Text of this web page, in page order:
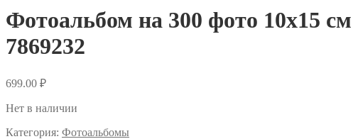
Фотоальбом на 300 фото 10х15
7869232
699.00 ₽
Нет в наличии
Категория: Фотоальбомы